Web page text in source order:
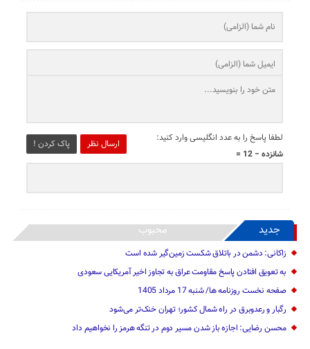
ارسال نظر پاک کردن !
لطفا پاسخ را به عدد انگلیسی وارد کنید:
شانزده − 12 =
جدید محبوب
زاکانی: دشمن در باتلاق شکست زمین‌گیر شده است
به تعویق افتادن پاسخ مقاومت عراق به تجاوز اخیر آمریکایی سعودی
صفحه نخست روزنامه ها/ شنبه 17 مرداد 1405
رگبار و رعدوبرق در راه شمال کشور؛ تهران خنک‌تر می‌شود
محسن رضایی: اجازه باز شدن مسیر دوم در تنگه هرمز را نخواهیم داد